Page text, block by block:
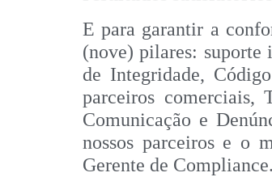
E para garantir a
(nove) pilares: suporte
de Integridade,
parceiros comerciais,
Comunicação e
nossos parceiros e o
Gerente de Compliance.